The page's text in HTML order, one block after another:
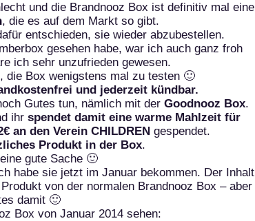
und die Brandnooz Box ist definitiv mal eine
, die es auf dem Markt so gibt.
entschieden, sie wieder abzubestellen.
gesehen habe, war ich auch ganz froh
ich sehr unzufrieden gewesen.
die Box wenigstens mal zu testen 🙂
und jederzeit kündbar.
Gutes tun, nämlich mit der Goodnooz Box.
ihr spendet damit eine warme Mahlzeit für
an den Verein CHILDRENgespendet.
Produkt in der Box.
gute Sache 🙂
habe sie jetzt im Januar bekommen. Der Inhalt
von der normalen Brandnooz Box – aber
damit 🙂
Box von Januar 2014 sehen: